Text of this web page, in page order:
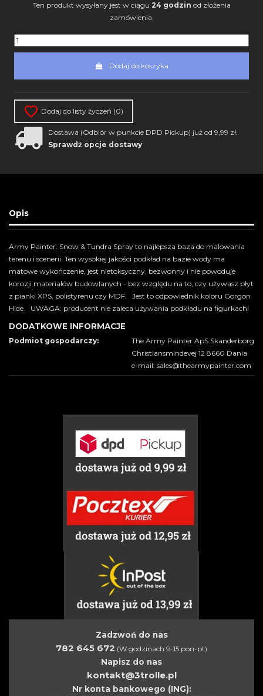
Ten produkt wysyłany jest w ciągu 24 godzin od złożenia
zamówienia.
Dodaj do koszyka
Dodaj do listy życzeń (0)
Dostawa (Odbiór w punkcie DPD Pickup) już od 9,99 zł.
Sprawdź opcje dostawy
Opis
Army Painter: Snow & Tundra Spray to najlepsza baza do malowania
terenu i scenerii. Ten wysokiej jakości podkład na bazie wody ma
matowe wykończenie, jest nietoksyczny, bezwonny i nie powoduje
korozji materiałów budowlanych - bez względu na to, czy używasz płyt
z pianki XPS, polistyrenu czy MDF. Jest to odpowiednik koloru Gorgon
Hide. UWAGA: producent nie zaleca używania podkładu na figurkach!
DODATKOWE INFORMACJE
Podmiot gospodarczy:
The Army Painter ApS Skanderborg
Christiansmindevej 12 8660 Dania
e-mail: sales@thearmypainter.com
Zadzwoń do nas
782 645 672 (W godzinach 9-15 pon-pt)
Napisz do nas
kontakt@3trolle.pl
Nr konta bankowego (ING):